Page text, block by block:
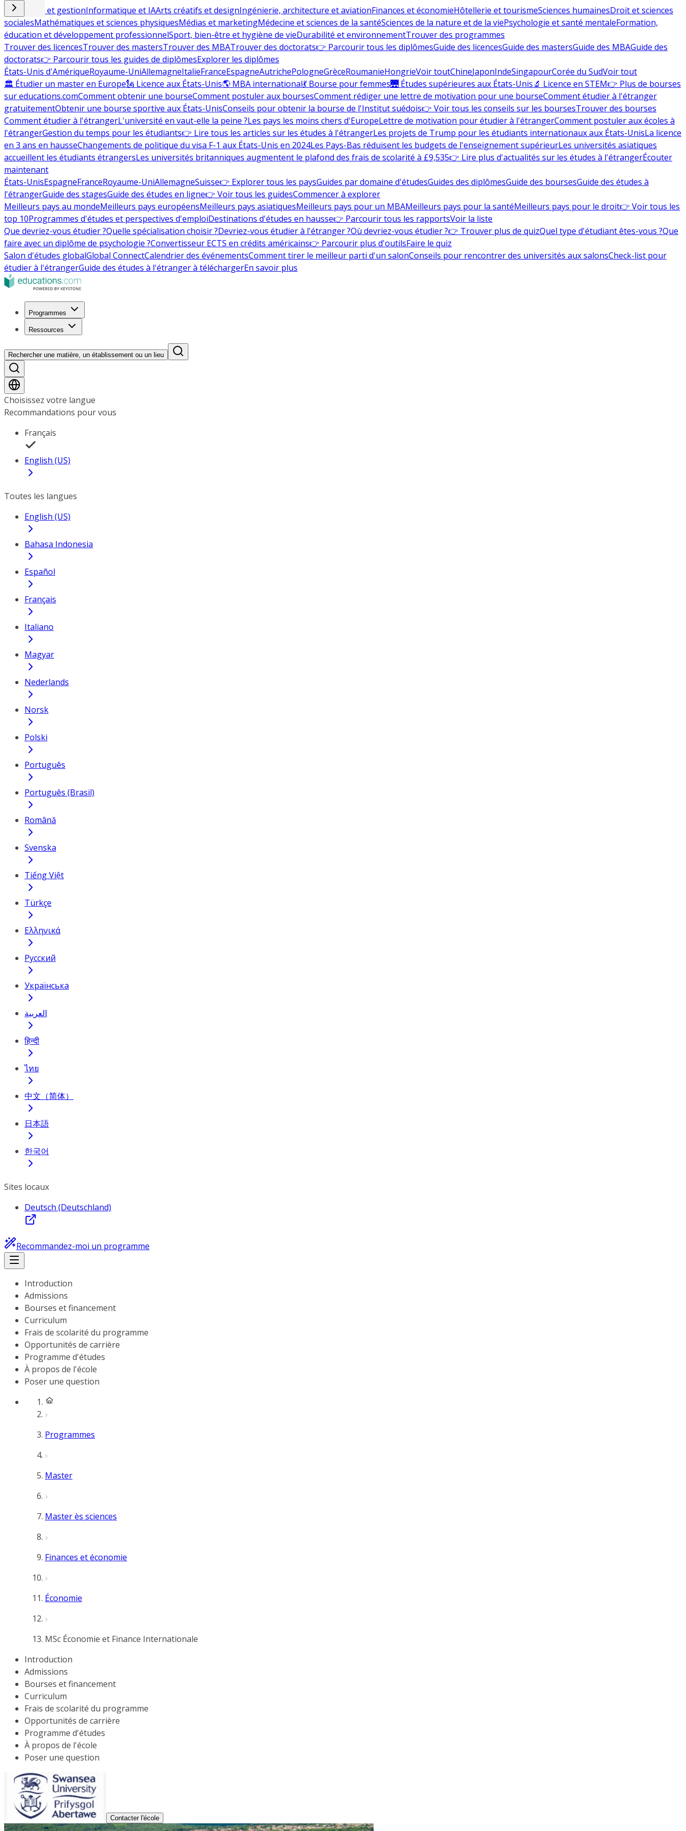
Commerce et gestionInformatique et IAArts créatifs et designIngénierie, architecture et aviationFinances et économieHôtellerie et tourismeSciences humainesDroit et sciences
socialesMathématiques et sciences physiquesMédias et marketingMédecine et sciences de la santéSciences de la nature et de la viePsychologie et santé mentaleFormation,
éducation et développement professionnelSport, bien-être et hygiène de vieDurabilité et environnementTrouver des programmes
Trouver des licencesTrouver des mastersTrouver des MBATrouver des doctorats👉 Parcourir tous les diplômesGuide des licencesGuide des mastersGuide des MBAGuide des
doctorats👉 Parcourir tous les guides de diplômesExplorer les diplômes
États-Unis d'AmériqueRoyaume-UniAllemagneItalieFranceEspagneAutrichePologneGrèceRoumanieHongrieVoir toutChineJaponIndeSingapourCorée du SudVoir tout
🏛 Étudier un master en Europe🗽 Licence aux États-Unis🌎 MBA international💃 Bourse pour femmes🌉 Études supérieures aux États-Unis🔬 Licence en STEM👉 Plus de bourses
sur educations.comComment obtenir une bourseComment postuler aux boursesComment rédiger une lettre de motivation pour une bourseComment étudier à l'étranger
gratuitementObtenir une bourse sportive aux États-UnisConseils pour obtenir la bourse de l'Institut suédois👉 Voir tous les conseils sur les boursesTrouver des bourses
Comment étudier à l'étrangerL'université en vaut-elle la peine ?Les pays les moins chers d'EuropeLettre de motivation pour étudier à l'étrangerComment postuler aux écoles à
l'étrangerGestion du temps pour les étudiants👉 Lire tous les articles sur les études à l'étrangerLes projets de Trump pour les étudiants internationaux aux États-UnisLa licence
en 3 ans en hausseChangements de politique du visa F-1 aux États-Unis en 2024Les Pays-Bas réduisent les budgets de l'enseignement supérieurLes universités asiatiques
accueillent les étudiants étrangersLes universités britanniques augmentent le plafond des frais de scolarité à £9,535👉 Lire plus d'actualités sur les études à l'étrangerÉcouter
maintenant
États-UnisEspagneFranceRoyaume-UniAllemagneSuisse👉 Explorer tous les paysGuides par domaine d'étudesGuides des diplômesGuide des boursesGuide des études à
l'étrangerGuide des stagesGuide des études en ligne👉 Voir tous les guidesCommencer à explorer
Meilleurs pays au mondeMeilleurs pays européensMeilleurs pays asiatiquesMeilleurs pays pour un MBAMeilleurs pays pour la santéMeilleurs pays pour le droit👉 Voir tous les
top 10Programmes d'études et perspectives d'emploiDestinations d'études en hausse👉 Parcourir tous les rapportsVoir la liste
Que devriez-vous étudier ?Quelle spécialisation choisir ?Devriez-vous étudier à l'étranger ?Où devriez-vous étudier ?👉 Trouver plus de quizQuel type d'étudiant êtes-vous ?Que
faire avec un diplôme de psychologie ?Convertisseur ECTS en crédits américains👉 Parcourir plus d'outilsFaire le quiz
Salon d'études globalGlobal ConnectCalendrier des événementsComment tirer le meilleur parti d'un salonConseils pour rencontrer des universités aux salonsCheck-list pour
étudier à l'étrangerGuide des études à l'étranger à téléchargerEn savoir plus
Programmes
Ressources
Rechercher une matière, un établissement ou un lieu
Choisissez votre langue
Recommandations pour vous
Français
English (US)
Toutes les langues
English (US)
Bahasa Indonesia
Español
Français
Italiano
Magyar
Nederlands
Norsk
Polski
Português
Português (Brasil)
Română
Svenska
Tiếng Việt
Türkçe
Ελληνικά
Русский
Українська
العربية
हिन्दी
ไทย
中文（简体）
日本語
한국어
Sites locaux
Deutsch (Deutschland)
Recommandez-moi un programme
Introduction
Admissions
Bourses et financement
Curriculum
Frais de scolarité du programme
Opportunités de carrière
Programme d'études
À propos de l'école
Poser une question
Programmes
Master
Master ès sciences
Finances et économie
Économie
MSc Économie et Finance Internationale
Introduction
Admissions
Bourses et financement
Curriculum
Frais de scolarité du programme
Opportunités de carrière
Programme d'études
À propos de l'école
Poser une question
Contacter l'école